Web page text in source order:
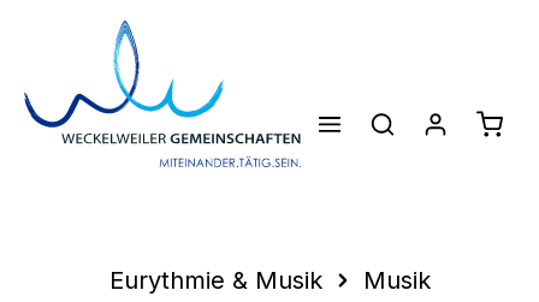
Zum Hauptinhalt springen
Eurythmie & Musik Musik